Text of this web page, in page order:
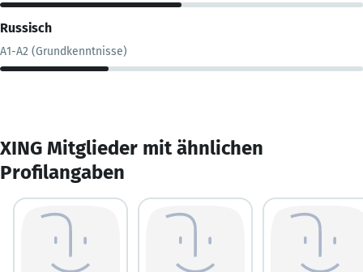
Russisch
A1-A2 (Grundkenntnisse)
XING Mitglieder mit ähnlichen
Profilangaben